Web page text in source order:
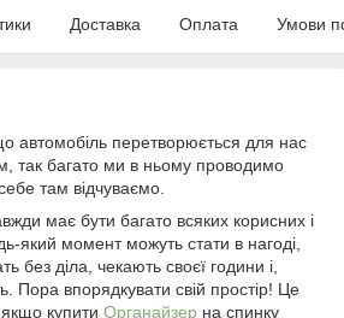
Доставка Оплата Умови
автомобіль перетворюється для нас
так багато ми в ньому проводимо
там відчуваємо.
має бути багато всяких корисних і
який момент можуть стати в нагоді,
без діла, чекають своєї години і,
Пора впорядкувати свій простір! Це
купити Органайзер на спинку